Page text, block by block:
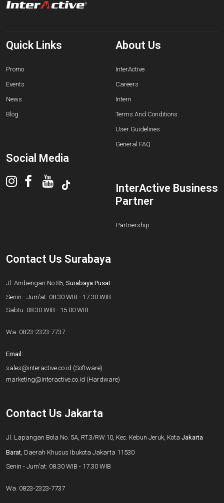
Quick Links
Promo
Events
News
Blog
Social Media
About Us
InterActive
Careers
Intern
Terms And Conditions
User Guidelines
General FAQ
InterActive Business
Partner
Partnership
Contact Us Surabaya
Jl. Ambengan No.85, Surabaya Pusat
Senin - Jum'at: 08.30 WIB - 17.30 WIB
Sabtu: 08.30 WIB - 15.00 WIB
Wa. 0823-2323-7737
Email:
sales@interactive.co.id (Software)
marketing@interactive.co.id (Hardware)
Contact Us Jakarta
Jl. Lapangan Bola No. 5A, RT.3/RW.10, Kec. Kebun Jeruk, Kota Jakarta
Barat, Daerah Khusus Ibukota Jakarta 11530
Senin - Jum'at: 08.30 WIB - 17.30 WIB
Wa. 0823-2323-7737